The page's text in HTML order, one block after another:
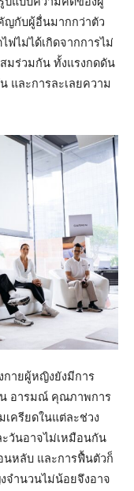
ญกับผู้อื่นมากกว่าตัว
ฟไม่ได้เกิดจากการไม่
มร่วมกัน ทั้งแรงกดดัน
และการละเลยความ
กายผู้หญิงยังมีการ
น อารมณ์ คุณภาพการ
ครียดในแต่ละช่วง
วันอาจไม่เหมือนกัน
นหลับ และการฟื้นตัวก็
จำนวนไม่น้อยจึงอาจ